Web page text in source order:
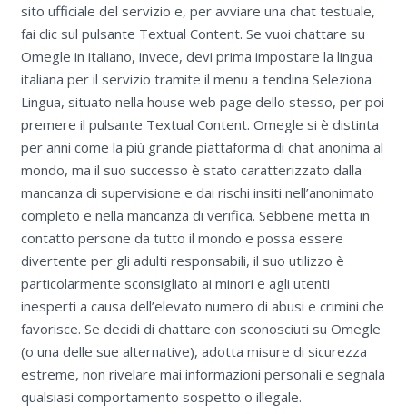
sito ufficiale del servizio e, per avviare una chat testuale,
fai clic sul pulsante Textual Content. Se vuoi chattare su
Omegle in italiano, invece, devi prima impostare la lingua
italiana per il servizio tramite il menu a tendina Seleziona
Lingua, situato nella house web page dello stesso, per poi
premere il pulsante Textual Content. Omegle si è distinta
per anni come la più grande piattaforma di chat anonima al
mondo, ma il suo successo è stato caratterizzato dalla
mancanza di supervisione e dai rischi insiti nell’anonimato
completo e nella mancanza di verifica. Sebbene metta in
contatto persone da tutto il mondo e possa essere
divertente per gli adulti responsabili, il suo utilizzo è
particolarmente sconsigliato ai minori e agli utenti
inesperti a causa dell’elevato numero di abusi e crimini che
favorisce. Se decidi di chattare con sconosciuti su Omegle
(o una delle sue alternative), adotta misure di sicurezza
estreme, non rivelare mai informazioni personali e segnala
qualsiasi comportamento sospetto o illegale.